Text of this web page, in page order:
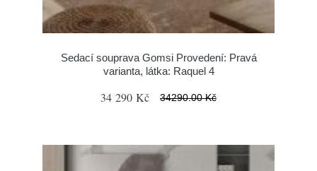
Sedací souprava Gomsi Provedení: Pravá
varianta, látka: Raquel 4
34 290 Kč 34290.00 Kč